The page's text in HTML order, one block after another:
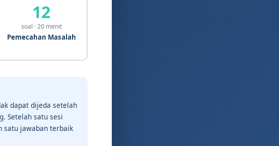
12
soal · 20 menit
Pemecahan Masalah
dapat dijeda setelah
Setelah satu sesi
satu jawaban terbaik